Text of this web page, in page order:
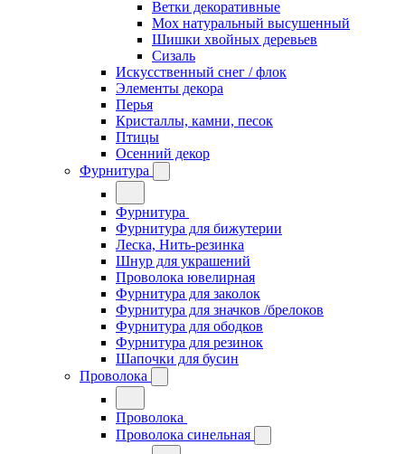
Ветки декоративные
Мох натуральный высушенный
Шишки хвойных деревьев
Сизаль
Искусственный снег / флок
Элементы декора
Перья
Кристаллы, камни, песок
Птицы
Осенний декор
Фурнитура
Фурнитура
Фурнитура для бижутерии
Леска, Нить-резинка
Шнур для украшений
Проволока ювелирная
Фурнитура для заколок
Фурнитура для значков /брелоков
Фурнитура для ободков
Фурнитура для резинок
Шапочки для бусин
Проволока
Проволока
Проволока синельная